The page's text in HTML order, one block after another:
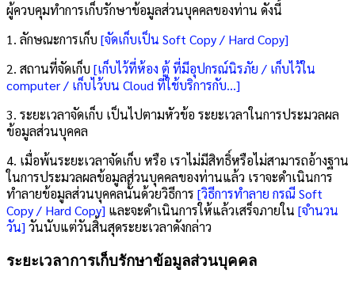
ผู้ควบคุมทำการเก็บรักษาข้อมูลส่วนบุคคลของท่าน ดังนี้
1. ลักษณะการเก็บ [จัดเก็บเป็น Soft Copy / Hard Copy]
2. สถานที่จัดเก็บ [เก็บไว้ที่ห้อง ตู้ ที่มีอุปกรณ์นิรภัย / เก็บไว้ใน
computer / เก็บไว้บน Cloud ที่ใช้บริการกับ…]
3. ระยะเวลาจัดเก็บ เป็นไปตามหัวข้อ ระยะเวลาในการประมวลผล
ข้อมูลส่วนบุคคล
4. เมื่อพ้นระยะเวลาจัดเก็บ หรือ เราไม่มีสิทธิ์หรือไม่สามารถอ้างฐาน
ในการประมวลผลข้อมูลส่วนบุคคลของท่านแล้ว เราจะดำเนินการ
ทำลายข้อมูลส่วนบุคคลนั้นด้วยวิธีการ [วิธีการทำลาย กรณี Soft
Copy / Hard Copy] และจะดำเนินการให้แล้วเสร็จภายใน [จำนวน
วัน]วันนับแต่วันสิ้นสุดระยะเวลาดังกล่าว
ระยะเวลาการเก็บรักษาข้อมูลส่วนบุคคล